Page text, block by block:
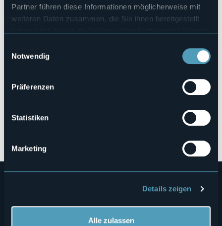
Partner führen diese Informationen möglicherweise mit
weiteren Daten zusammen, die Sie ihnen bereitgestellt
Notwendig
Präferenzen
Statistiken
Marketing
Details zeigen
Alle zulassen